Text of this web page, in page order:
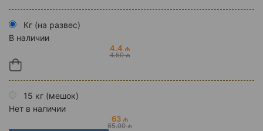
Кг (на развес)
В наличии
4.4 ₼
4.50 ₼
15 кг (мешок)
Нет в наличии
63 ₼
65.00 ₼